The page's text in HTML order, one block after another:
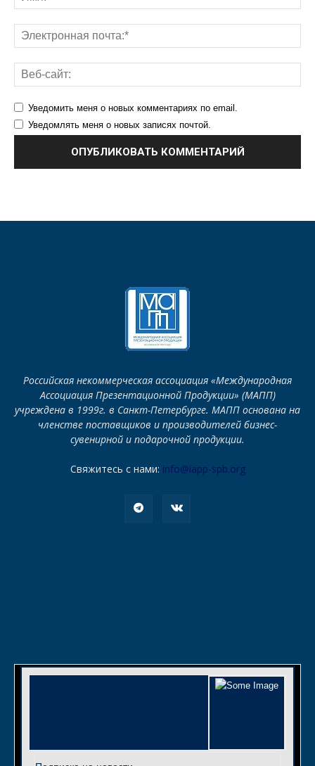
Уведомить меня о новых комментариях по email.
Уведомлять меня о новых записях почтой.
Российская некоммерческая ассоциация «Международная
Ассоциация Презентационной Продукции» (МАПП)
учреждена в 1999г. в Санкт-Петербурге. МАПП основана на
членстве поставщиков и производителей бизнес-
сувенирной и подарочной продукции.
Свяжитесь с нами: info@iapp-spb.org